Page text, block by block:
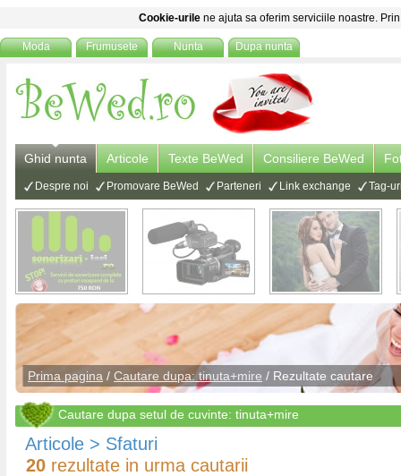
Cookie-urile ne ajuta sa oferim serviciile noastre.
Moda Frumusete Nunta Dupa nunta
Ghid nunta Articole Texte BeWed Consiliere BeWed
Despre noi Promovare BeWed Parteneri Link exchange Tag-
Prima pagina / Cautare dupa: tinuta+mire / Rezultate cautare
Cautare dupa setul de cuvinte: tinuta+mire
Articole > Sfaturi
20 rezultate in urma cautarii